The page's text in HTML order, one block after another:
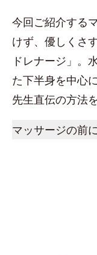
今回ご紹介する
けず、優しくさ
ドレナージ」。
た下半身を中心
先生直伝の方法
マッサージの前